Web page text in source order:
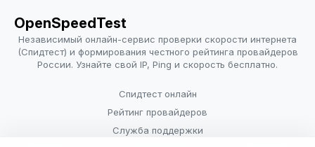
OpenSpeedTest
Независимый онлайн-сервис проверки скорости интернета
(Спидтест) и формирования честного рейтинга провайдеров
России. Узнайте свой IP, Ping и скорость бесплатно.
Спидтест онлайн
Рейтинг провайдеров
Служба поддержки